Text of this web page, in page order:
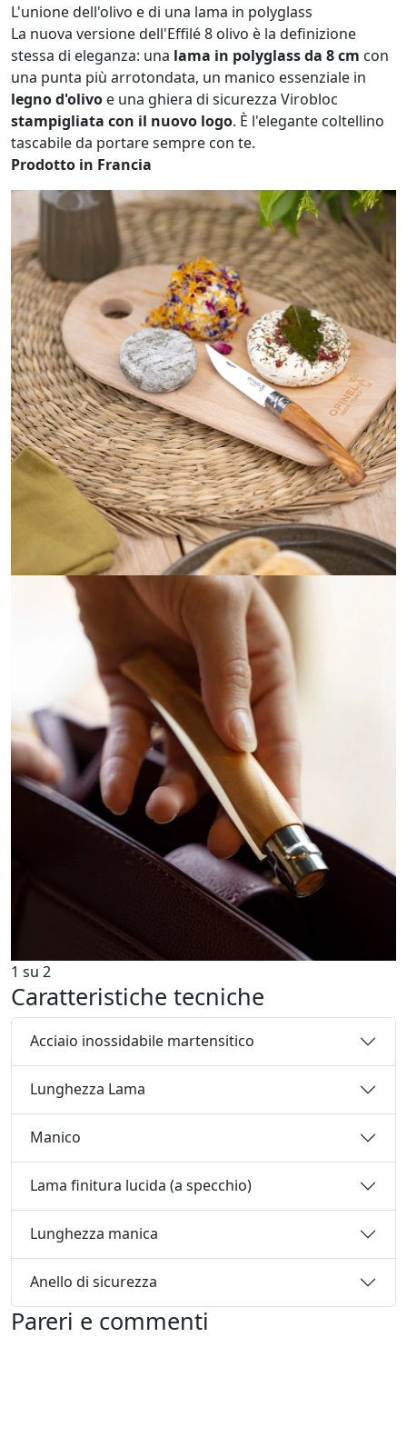
L'unione dell'olivo e di una lama in polyglass
La nuova versione dell'Effilé 8 olivo è la definizione
stessa di eleganza: una lama in polyglass da 8 cm con
una punta più arrotondata, un manico essenziale in
legno d'olivo e una ghiera di sicurezza Virobloc
stampigliata con il nuovo logo. È l'elegante coltellino
tascabile da portare sempre con te.
Prodotto in Francia
1 su 2
Caratteristiche tecniche
Acciaio inossidabile martensitico
Lunghezza Lama
Manico
Lama finitura lucida (a specchio)
Lunghezza manica
Anello di sicurezza
Pareri e commenti